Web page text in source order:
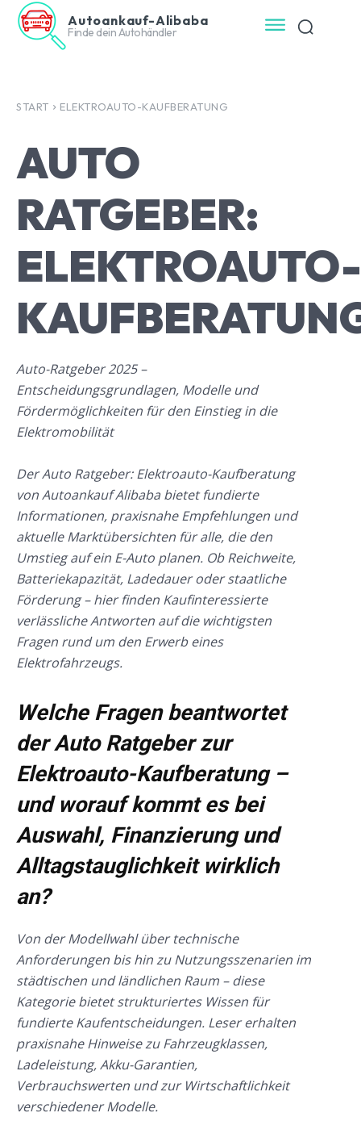
Autoankauf-Alibaba
Finde dein Autohändler
START ELEKTROAUTO-KAUFBERATUNG
AUTO
RATGEBER:
ELEKTROAUTO-
Auto-Ratgeber 2025 –
Entscheidungsgrundlagen, Modelle und
Fördermöglichkeiten für den Einstieg in die
Elektromobilität
Der Auto Ratgeber: Elektroauto-Kaufberatung
von Autoankauf Alibaba bietet fundierte
Informationen, praxisnahe Empfehlungen und
aktuelle Marktübersichten für alle, die den
Umstieg auf ein E-Auto planen. Ob Reichweite,
Batteriekapazität, Ladedauer oder staatliche
Förderung – hier finden Kaufinteressierte
verlässliche Antworten auf die wichtigsten
Fragen rund um den Erwerb eines
Elektrofahrzeugs.
Welche Fragen beantwortet
der Auto Ratgeber zur
Elektroauto-Kaufberatung –
und worauf kommt es bei
Auswahl, Finanzierung und
Alltagstauglichkeit wirklich
an?
Von der Modellwahl über technische
Anforderungen bis hin zu Nutzungsszenarien im
städtischen und ländlichen Raum – diese
Kategorie bietet strukturiertes Wissen für
fundierte Kaufentscheidungen. Leser erhalten
praxisnahe Hinweise zu Fahrzeugklassen,
Ladeleistung, Akku-Garantien,
Verbrauchswerten und zur Wirtschaftlichkeit
verschiedener Modelle.